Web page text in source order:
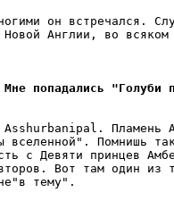
он встречался.
Англии, во
попадались "Голуби
Пламень
вселенной". Помнишь
с Девяти принцев
Вот там один из
тему".